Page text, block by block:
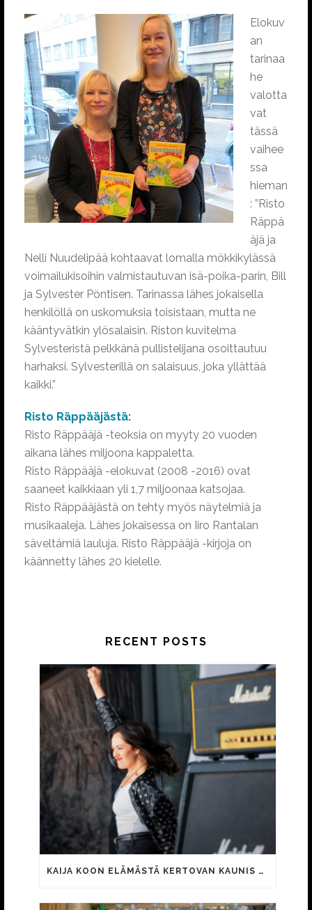
Elokuv
an
tarinaa
he
valotta
vat
tässä
vaihee
ssa
hieman
: ”Risto
Räppä
äjä ja
Nelli Nuudelipää kohtaavat lomalla mökkikylässä
voimailukisoihin valmistautuvan isä-poika-parin, Bill
ja Sylvester Pöntisen. Tarinassa lähes jokaisella
henkilöllä on uskomuksia toisistaan, mutta ne
kääntyvätkin ylösalaisin. Riston kuvitelma
Sylvesteristä pelkkänä pullistelijana osoittautuu
harhaksi. Sylvesterillä on salaisuus, joka yllättää
kaikki.”
Risto Räppääjästä:
Risto Räppääjä -teoksia on myyty 20 vuoden
aikana lähes miljoona kappaletta.
Risto Räppääjä -elokuvat (2008 -2016) ovat
saaneet kaikkiaan yli 1,7 miljoonaa katsojaa.
Risto Räppääjästä on tehty myös näytelmiä ja
musikaaleja. Lähes jokaisessa on Iiro Rantalan
säveltämiä lauluja. Risto Räppääjä -kirjoja on
käännetty lähes 20 kielelle.
RECENT POSTS
KAIJA KOON ELÄMÄSTÄ KERTOVAN KAUNIS RIETAS ONNELLINEN -ELOKUVAN TRAILER JULKI